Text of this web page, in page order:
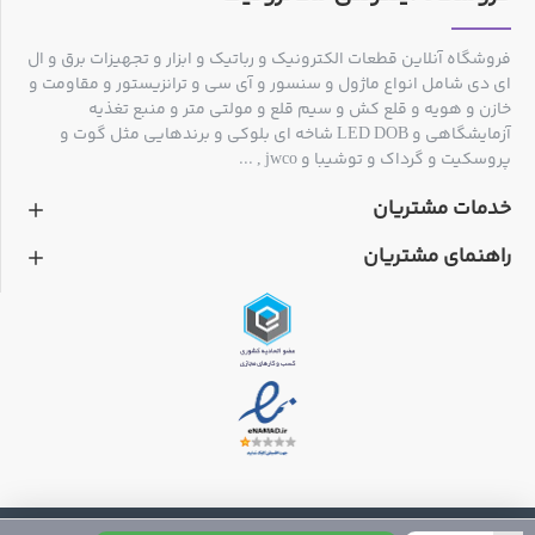
نصب و راه‌اندازی شبکه‌های کامپیوتری
تعمیر و نگهداری سیستم‌های مخابراتی
کاربرد در پروژه‌های نصب دوربین مداربسته و سیستم‌های
نظارت تصویری
کارهای خدماتی و تعمیرات عمومی الکترونیک و شبکه
فروشگاه آنلاین قطعات الکترونیک و رباتیک و ابزار و تجهیزات برق و ال
ای دی شامل انواع ماژول و سنسور و آی سی و ترانزیستور و مقاومت و
خازن و هویه و قلع کش و سیم قلع و مولتی متر و منبع تغذیه
آزمایشگاهی و LED DOB شاخه ای بلوکی و برندهایی مثل گوت و
پروسکیت و گرداک و توشیبا و jwco , ...
خدمات مشتریان
راهنمای مشتریان